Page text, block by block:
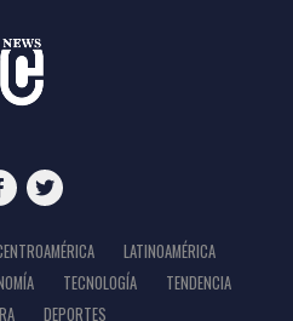
LATINOAMÉRICA
TECNOLOGÍA
TENDENCIA
DEPORTES